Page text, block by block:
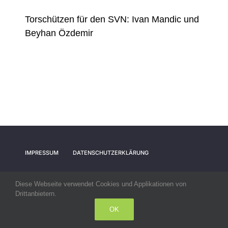
Torschützen für den SVN: Ivan Mandic und
Beyhan Özdemir
IMPRESSUM DATENSCHUTZERKLÄRUNG
© All rights reserved. • SV Nehren
Diese Webseite verwendet Cookies und Applikationen von
Drittanbietern.
OK